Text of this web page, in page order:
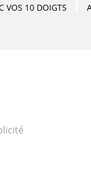
VOS 10 DOIGTS